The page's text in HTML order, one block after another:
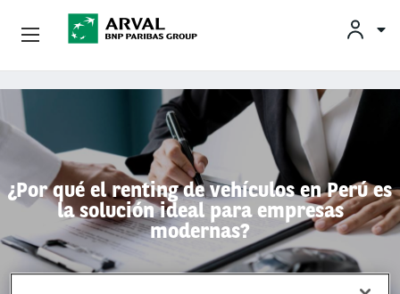
Pasar al contenido principal
¿Por qué el renting de vehículos en Perú es
la solución ideal para empresas
modernas?
Empresas
Socios Estratégicos
Sobre Arval
Servicios Al Conductor
Vehículos Usados